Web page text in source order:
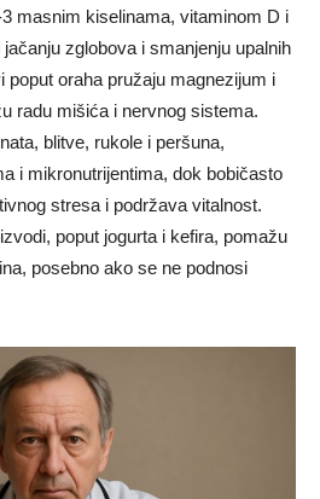
masnim kiselinama, vitaminom D i
zglobova i smanjenju upalnih
poput oraha pružaju magnezijum i
radu mišića i nervnog sistema.
blitve, rukole i peršuna,
i mikronutrijentima, dok bobičasto
stresa i podržava vitalnost.
poput jogurta i kefira, pomažu
posebno ako se ne podnosi